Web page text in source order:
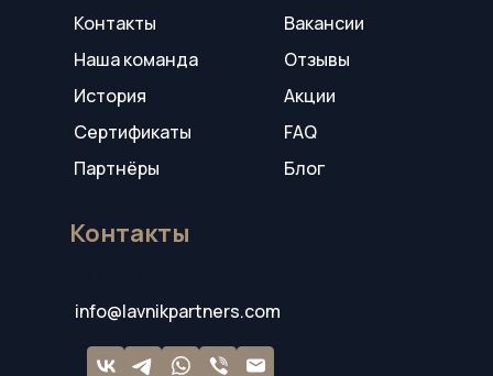
Контакты
Наша команда
История
Сертификаты
Партнёры
Вакансии
Отзывы
Акции
FAQ
Блог
Контакты
info@lavnikpartners.com